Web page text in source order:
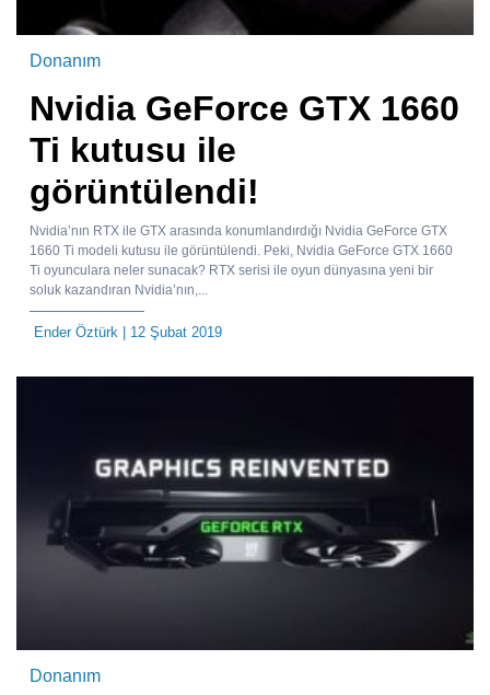
Donanım
Nvidia GeForce GTX 1660
Ti kutusu ile
görüntülendi!
Nvidia’nın RTX ile GTX arasında konumlandırdığı Nvidia GeForce GTX
1660 Ti modeli kutusu ile görüntülendi. Peki, Nvidia GeForce GTX 1660
Ti oyunculara neler sunacak? RTX serisi ile oyun dünyasına yeni bir
soluk kazandıran Nvidia’nın,...
Ender Öztürk | 12 Şubat 2019
Donanım